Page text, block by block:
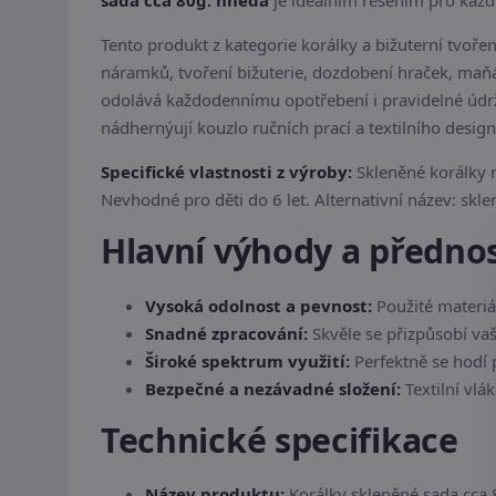
Tento produkt z kategorie korálky a bižuterní
náramků, tvoření bižuterie, dozdobení hraček,
odolává každodennímu opotřebení i pravidelné
nádhernýují kouzlo ručních prací a textilního
Specifické vlastnosti z výroby: Skleněné korálky
Nevhodné pro děti do 6 let. Alternativní název:
Hlavní výhody a
Vysoká odolnost a pevnost: Použité
Snadné zpracování: Skvěle se přizpůsobí
Široké spektrum využití: Perfektně se hodí
Bezpečné a nezávadné složení: Textilní
Technické specifikace